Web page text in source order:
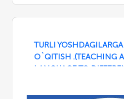
TURLI
O`QITISH .(TEACHING
LANGUAGE TO